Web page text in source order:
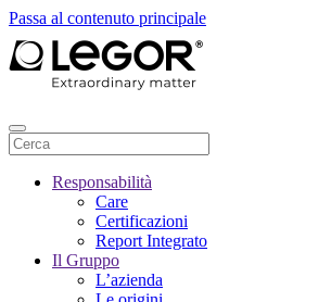
Passa al contenuto principale
Responsabilità
Care
Certificazioni
Report Integrato
Il Gruppo
L’azienda